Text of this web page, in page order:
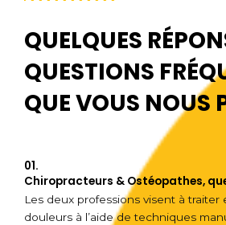
QUELQUES
QUESTIONS
QUE VOUS NOUS
01.
Chiropracteurs & Ostéopathes,
Les deux professions visent à traiter
douleurs à l’aide de techniques